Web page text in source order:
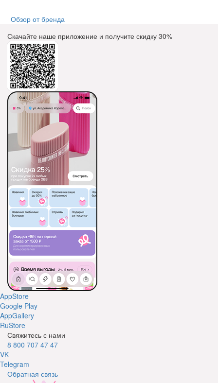
Обзор от бренда
Скачайте наше приложение и получите скидку 30%
AppStore
Google Play
AppGallery
RuStore
Свяжитесь с нами
8 800 707 47 47
VK
Telegram
Обратная связь